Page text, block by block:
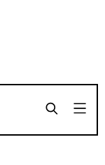
SHARE
SHARE